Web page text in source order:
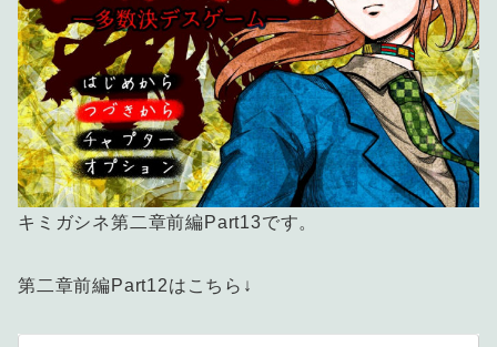
キミガシネ第二章前編Part13です。
第二章前編Part12はこちら↓